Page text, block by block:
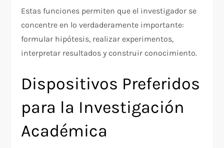
Estas funciones permiten que el investigador se
concentre en lo verdaderamente importante:
formular hipótesis, realizar experimentos,
interpretar resultados y construir conocimiento.
Dispositivos Preferidos
para la Investigación
Académica